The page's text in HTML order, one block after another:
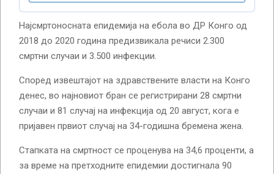
Најсмртоносната епидемија на ебола во ДР Конго од
2018 до 2020 година предизвикала речиси 2.300
смртни случаи и 3.500 инфекции.
Според извештајот на здравствените власти на Конго
денес, во најновиот бран се регистрирани 28 смртни
случаи и 81 случај на инфекција од 20 август, кога е
пријавен првиот случај на 34-годишна бремена жена.
Стапката на смртност се проценува на 34,6 проценти, а
за време на претходните епидемии достигнала 90